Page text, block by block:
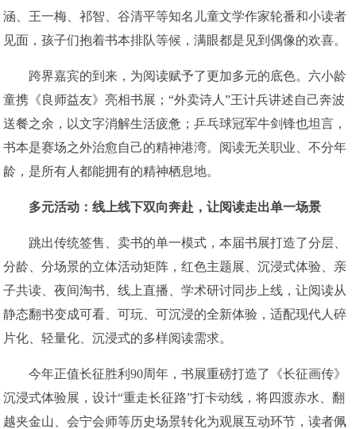
涵、王一梅、祁智、谷清平等知名儿童文学作家轮番和小读者
见面，孩子们抱着书本排队等候，满眼都是见到偶像的欢喜。
跨界嘉宾的到来，为阅读赋予了更加多元的底色。六小龄
童携《良师益友》亮相书展；“外卖诗人”王计兵讲述自己奔波
送餐之余，以文字消解生活疲惫；乒乓球冠军牛剑锋也坦言，
书本是赛场之外治愈自己的精神港湾。阅读无关职业、不分年
龄，是所有人都能拥有的精神栖息地。
多元活动：线上线下双向奔赴，让阅读走出单一场景
跳出传统签售、卖书的单一模式，本届书展打造了分层、
分龄、分场景的立体活动矩阵，红色主题展、沉浸式体验、亲
子共读、夜间淘书、线上直播、学术研讨同步上线，让阅读从
静态翻书变成可看、可玩、可沉浸的全新体验，适配现代人碎
片化、轻量化、沉浸式的多样阅读需求。
今年正值长征胜利90周年，书展重磅打造了《长征画传》
沉浸式体验展，设计“重走长征路”打卡动线，将四渡赤水、翻
越夹金山、会宁会师等历史场景转化为观展互动环节，读者佩